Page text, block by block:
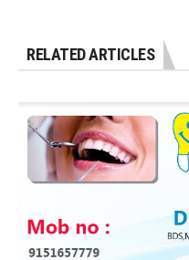
RELATED ARTICLES